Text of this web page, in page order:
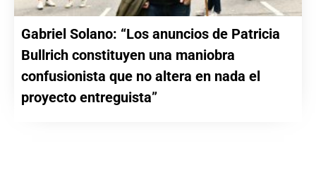
Gabriel Solano: “Los anuncios de Patricia
Bullrich constituyen una maniobra
confusionista que no altera en nada el
proyecto entreguista”